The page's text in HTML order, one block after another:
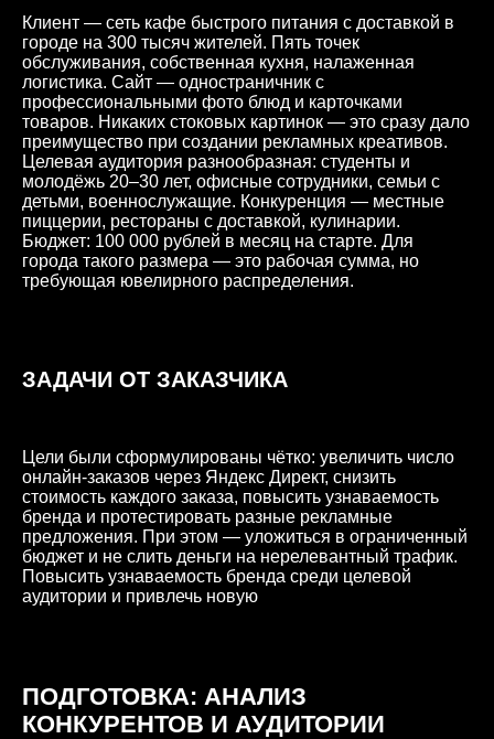
Клиент — сеть кафе быстрого питания с доставкой в
городе на 300 тысяч жителей. Пять точек
обслуживания, собственная кухня, налаженная
логистика. Сайт — одностраничник с
профессиональными фото блюд и карточками
товаров. Никаких стоковых картинок — это сразу дало
преимущество при создании рекламных креативов.
Целевая аудитория разнообразная: студенты и
молодёжь 20–30 лет, офисные сотрудники, семьи с
детьми, военнослужащие. Конкуренция — местные
пиццерии, рестораны с доставкой, кулинарии.
Бюджет: 100 000 рублей в месяц на старте. Для
города такого размера — это рабочая сумма, но
требующая ювелирного распределения.
ЗАДАЧИ ОТ ЗАКАЗЧИКА
Цели были сформулированы чётко: увеличить число
онлайн-заказов через Яндекс Директ, снизить
стоимость каждого заказа, повысить узнаваемость
бренда и протестировать разные рекламные
предложения. При этом — уложиться в ограниченный
бюджет и не слить деньги на нерелевантный трафик.
Повысить узнаваемость бренда среди целевой
аудитории и привлечь новую
ПОДГОТОВКА: АНАЛИЗ
КОНКУРЕНТОВ И АУДИТОРИИ